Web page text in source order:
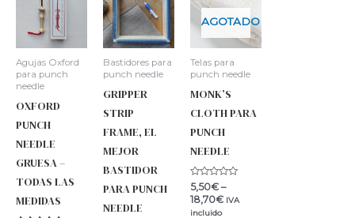
Agujas Oxford
para punch
needle
OXFORD
PUNCH
NEEDLE
GRUESA –
TODAS LAS
MEDIDAS
Bastidores para
punch needle
GRIPPER
STRIP
FRAME, EL
MEJOR
BASTIDOR
PARA PUNCH
NEEDLE
AGOTADO
Telas para
punch needle
MONK’S
CLOTH PARA
PUNCH
NEEDLE
Rated
0
out
of
5,50€–
18,70€ IVA
incluido